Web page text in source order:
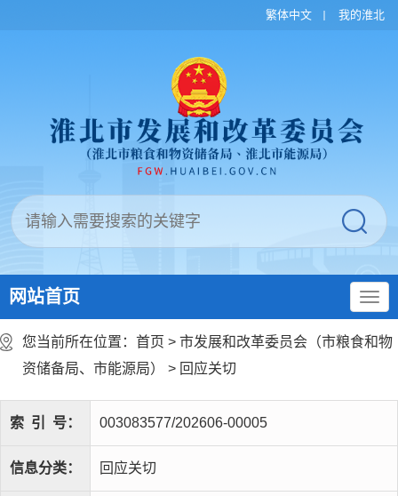
繁体中文 我的淮北
网站首页
您当前所在位置： 首页 > 市发展和改革委员会（市粮食和物
资储备局、市能源局）
> 回应关切
索 引 号： 003083577/202606-00005
信息分类： 回应关切